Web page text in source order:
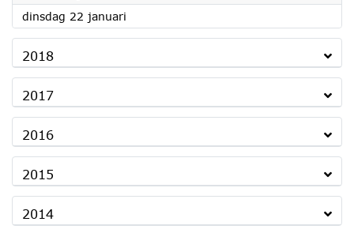
dinsdag 22 januari
2018
2017
2016
2015
2014